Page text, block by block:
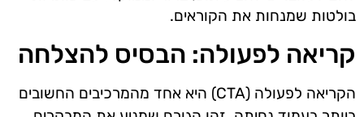
בולטות שמנחות את הקוראים.
קריאה לפעולה: הבסיס להצלחה
הקריאה לפעולה (CTA) היא אחד מהמרכיבים החשובים